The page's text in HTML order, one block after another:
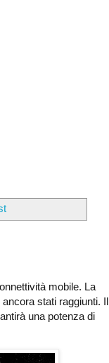
mobile. La
stati raggiunti. Il
una potenza di